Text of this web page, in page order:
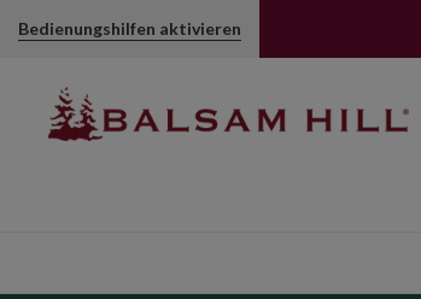
Bedienungshilfen aktivieren